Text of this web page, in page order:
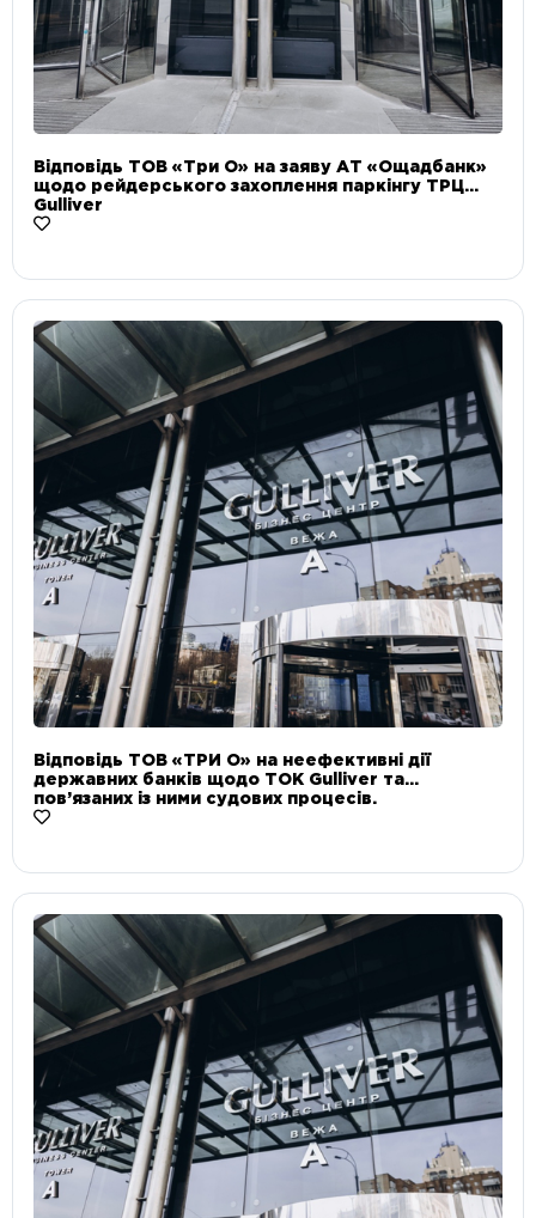
Відповідь ТОВ «Три О» на заяву АТ «Ощадбанк»
щодо рейдерського захоплення паркінгу ТРЦ
Gulliver
Відповідь ТОВ «ТРИ О» на неефективні дії
державних банків щодо ТОК Gulliver та
пов’язаних із ними судових процесів.